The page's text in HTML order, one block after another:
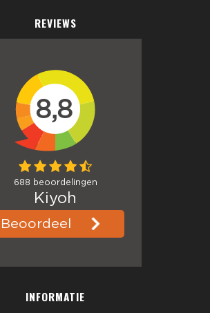
REVIEWS
INFORMATIE